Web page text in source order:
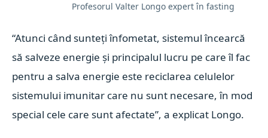
Profesorul Valter Longo expert în fasting
“Atunci când sunteți înfometat, sistemul încearcă
să salveze energie și principalul lucru pe care îl fac
pentru a salva energie este reciclarea celulelor
sistemului imunitar care nu sunt necesare, în mod
special cele care sunt afectate”, a explicat Longo.